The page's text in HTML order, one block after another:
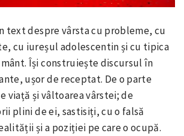
text despre vârsta cu probleme, cu
cu iureșul adolescentin și cu tipica
Își construiește discursul în
ușor de receptat. De o parte
viață și vâltoarea vârstei; de
plini de ei, sastisiți, cu o falsă
și a poziției pe care o ocupă.